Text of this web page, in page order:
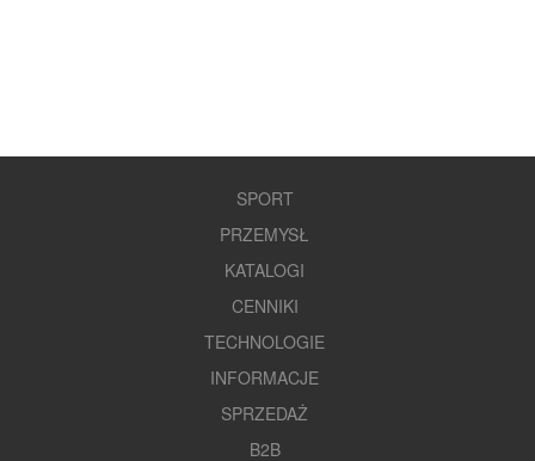
SPORT
PRZEMYSŁ
KATALOGI
CENNIKI
TECHNOLOGIE
INFORMACJE
SPRZEDAŻ
B2B